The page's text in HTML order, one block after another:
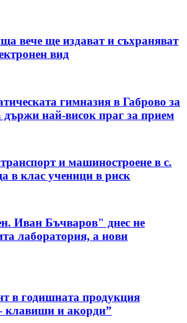
вече ще издават и съхраняват
вид
гимназия в Габрово за
държи най-висок праг за прием
и машиностроене в с.
в клас ученици в риск
Иван Бъчваров" днес не
лаборатория, а нови
в годишната продукция
клавиши и акорди”